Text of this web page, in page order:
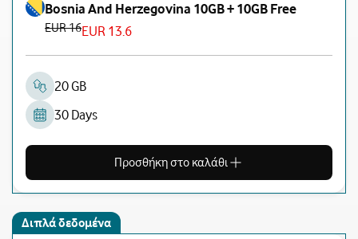
Bosnia And Herzegovina 10GB + 10GB Free
EUR 16EUR 13.6
20 GB
30 Days
Προσθήκη στο καλάθι
Διπλά δεδομένα